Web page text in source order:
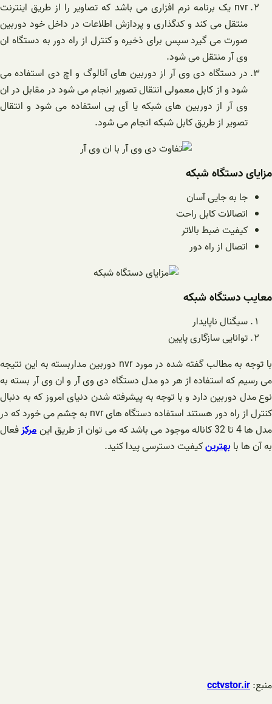
nvr یک برنامه نرم افزاری می باشد که تصاویر را از طریق اینترنت
منتقل می کند و کدگذاری و پردازش اطلاعات در داخل خود دوربین
صورت می گیرد سپس برای ذخیره و کنترل از راه دور به دستگاه ان
وی آر منتقل می شود.
در دستگاه دی وی آر از دوربین های آنالوگ و اچ دی استفاده می
شود و از کابل معمولی انتقال تصویر انجام می شود در مقابل در ان
وی آر از دوربین های شبکه یا آی پی استفاده می شود و انتقال
تصویر از طریق کابل شبکه انجام می شود.
مزایای دستگاه شبکه
جا به جایی آسان
اتصالات کابل راحت
کیفیت ضبط بالاتر
اتصال از راه دور
معایب دستگاه شبکه
سیگنال ناپایدار
توانایی سازگاری پایین
با توجه به مطالب گفته شده در مورد nvr دوربین مداربسته به این نتیجه
می رسیم که استفاده از هر دو مدل دستگاه دی وی آر و ان وی آر بسته به
نوع مدل دوربین دارد و با توجه به پیشرفته شدن دنیای امروز که به دنبال
کنترل از راه دور هستند استفاده دستگاه های nvr به چشم می خورد که در
مدل ها 4 تا 32 کاناله موجود می باشد که می توان از طریق این
مرکزفعال
به آن ها بابهترینکیفیت دسترسی پیدا کنید.
منبع:cctvstor.ir